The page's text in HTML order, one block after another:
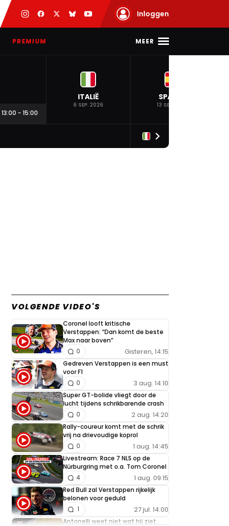
Inloggen
PREMIUM MEER
13:00 - 15:00
ITALIË
6 SEP. 2026
SPANJE
13 SEP. 2026
VOLGENDE VIDEO'S
Coronel looft kritische
Verstappen: “Dan komt de beste
Max naar boven”
Gisteren, 14:15
0
Gedreven Verstappen is een must
voor F1
3 aug. 14:10
0
Super GT-bolide vliegt door de
lucht tijdens schrikbarende crash
2 aug. 14:20
0
Rally-coureur komt met de schrik
vrij na drievoudige koprol
1 aug. 14:45
0
Livestream: Race 7 NLS op de
Nürburgring met o.a. Tom Coronel
1 aug. 09:15
4
Red Bull zal Verstappen rijkelijk
belonen voor geduld
27 jul. 14:00
1
Antonelli weet niet wat hij ziet